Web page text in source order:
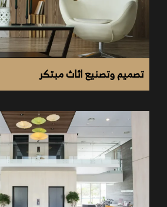
مراحل تشطيب الشقة
تصميم وتصنيع اثاث مبتكر